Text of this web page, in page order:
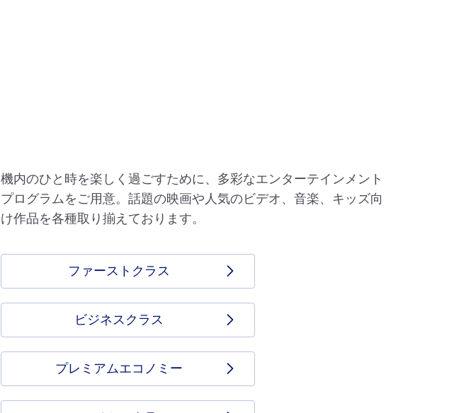
機内のひと時を楽しく過ごすために、多彩なエンターテインメント
プログラムをご用意。話題の映画や人気のビデオ、音楽、キッズ向
け作品を各種取り揃えております。
ファーストクラス
ビジネスクラス
プレミアムエコノミー